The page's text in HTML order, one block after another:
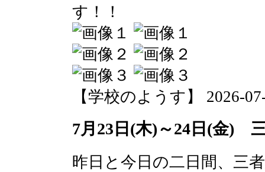
す！！
【学校のようす】 2026-
7月23日(木)～24日(金)
昨日と今日の二日間、三